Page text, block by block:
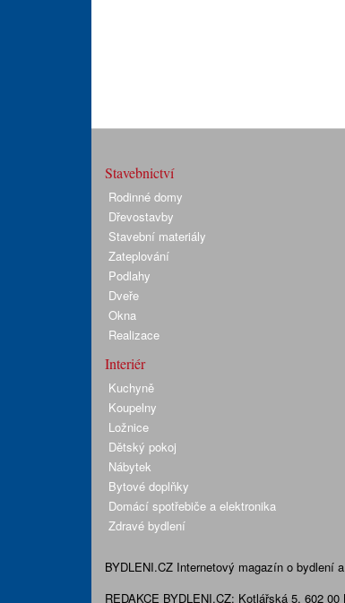
Stavebnictví
Rodinné domy
Dřevostavby
Stavební materiály
Zateplování
Podlahy
Dveře
Okna
Realizace
Interiér
Kuchyně
Koupelny
Ložnice
Dětský pokoj
Nábytek
Bytové doplňky
Domácí spotřebiče a elektronika
Zdravé bydlení
BYDLENI.CZ Internetový magazín o bydlení
REDAKCE BYDLENI.CZ: Kotlářská 5, 602 00